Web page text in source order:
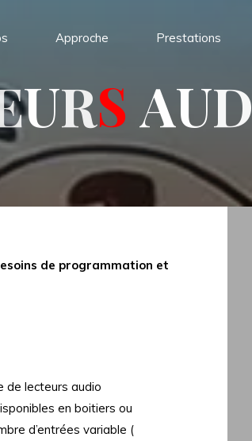
Approche Prestations
URS AUD
de programmation et
de lecteurs audio
en boitiers ou
d’entrées variable (